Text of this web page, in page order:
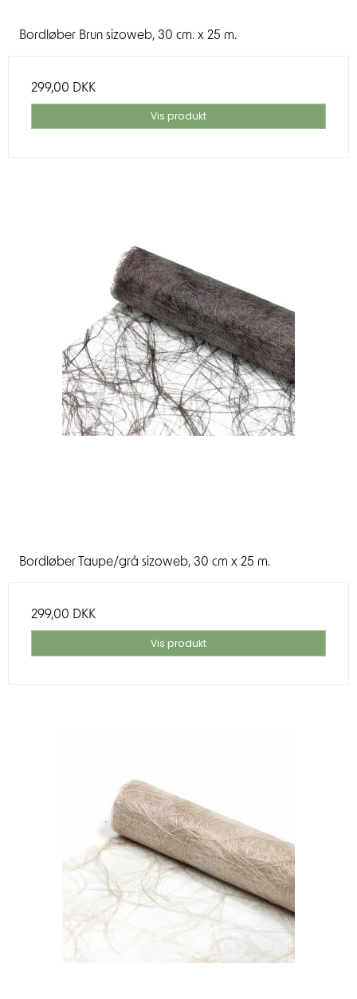
Bordløber Brun sizoweb, 30 cm. x 25 m.
299,00 DKK
Vis produkt
Bordløber Taupe/grå sizoweb, 30 cm x 25 m.
299,00 DKK
Vis produkt